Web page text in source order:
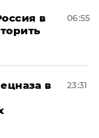
в
06:55
в
23:31